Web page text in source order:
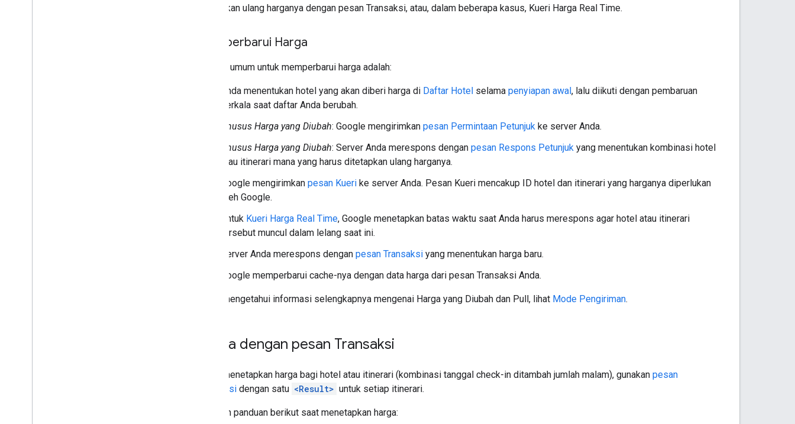
ditetapkan ulang harganya dengan pesan Transaksi, atau, dalam beberapa kasus, Kueri Harga Real Time.
Memperbarui Harga
Proses umum untuk memperbarui harga adalah:
Anda menentukan hotel yang akan diberi harga di Daftar Hotel selama penyiapan awal, lalu diikuti dengan pembaruan
berkala saat daftar Anda berubah.
Khusus Harga yang Diubah: Google mengirimkan pesan Permintaan Petunjuk ke server Anda.
Khusus Harga yang Diubah: Server Anda merespons dengan pesan Respons Petunjuk yang menentukan kombinasi hotel
atau itinerari mana yang harus ditetapkan ulang harganya.
Google mengirimkan pesan Kueri ke server Anda. Pesan Kueri mencakup ID hotel dan itinerari yang harganya diperlukan
oleh Google.
Untuk Kueri Harga Real Time, Google menetapkan batas waktu saat Anda harus merespons agar hotel atau itinerari
tersebut muncul dalam lelang saat ini.
Server Anda merespons dengan pesan Transaksi yang menentukan harga baru.
Google memperbarui cache-nya dengan data harga dari pesan Transaksi Anda.
Untuk mengetahui informasi selengkapnya mengenai Harga yang Diubah dan Pull, lihat Mode Pengiriman.
Harga dengan pesan Transaksi
Untuk menetapkan harga bagi hotel atau itinerari (kombinasi tanggal check-in ditambah jumlah malam), gunakan pesan
Transaksi dengan satu <Result> untuk setiap itinerari.
Gunakan panduan berikut saat menetapkan harga: